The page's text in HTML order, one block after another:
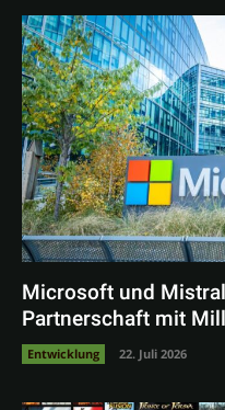
Microsoft und
Partnerschaft mit
Entwicklung 22. Juli 2026